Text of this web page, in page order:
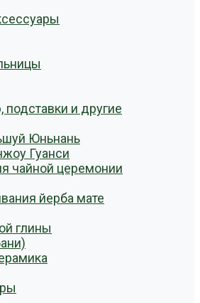
подставки и другие
Юньнань
Гуанси
чайной церемонии
йерба мате
глины